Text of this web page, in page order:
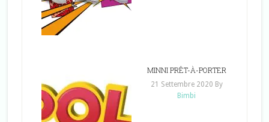
MINNI PRÊT-À-PORTER
21 Settembre 2020 By
Bimbi